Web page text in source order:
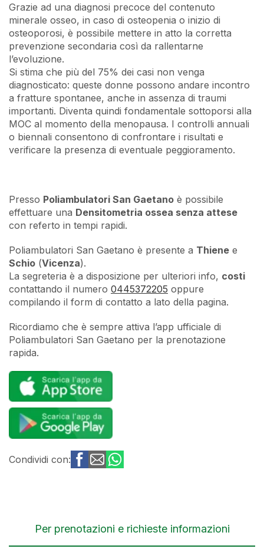
Grazie ad una diagnosi precoce del contenuto
minerale osseo, in caso di osteopenia o inizio di
osteoporosi, è possibile mettere in atto la corretta
prevenzione secondaria così da rallentarne
l’evoluzione.
Si stima che più del 75% dei casi non venga
diagnosticato: queste donne possono andare incontro
a fratture spontanee, anche in assenza di traumi
importanti. Diventa quindi fondamentale sottoporsi alla
MOC al momento della menopausa. I controlli annuali
o biennali consentono di confrontare i risultati e
verificare la presenza di eventuale peggioramento.
Presso Poliambulatori San Gaetano è possibile
effettuare una Densitometria ossea senza attese
con referto in tempi rapidi.
Poliambulatori San Gaetano è presente a Thiene e
Schio (Vicenza).
La segreteria è a disposizione per ulteriori info, costi
contattando il numero 0445372205 oppure
compilando il form di contatto a lato della pagina.
Ricordiamo che è sempre attiva l’app ufficiale di
Poliambulatori San Gaetano per la prenotazione
rapida.
Condividi con:
Per prenotazioni e richieste informazioni